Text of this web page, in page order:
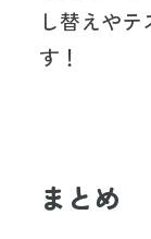
し替えや
す！
まとめ